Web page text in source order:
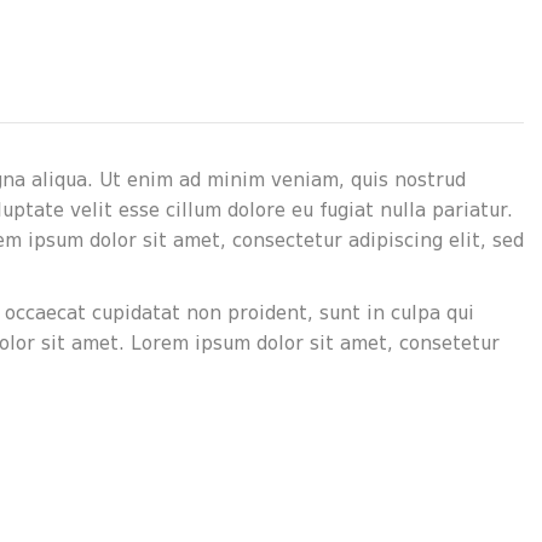
aliqua. Ut enim ad minim veniam, quis nostrud
velit esse cillum dolore eu fugiat nulla pariatur.
ipsum dolor sit amet, consectetur adipiscing elit, sed
cupidatat non proident, sunt in culpa qui
sit amet. Lorem ipsum dolor sit amet, consetetur